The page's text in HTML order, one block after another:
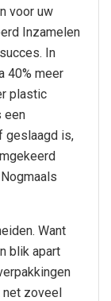
voor uw
Inzamelen
In
40% meer
plastic
een
geslaagd is,
Want
blik apart
net zoveel